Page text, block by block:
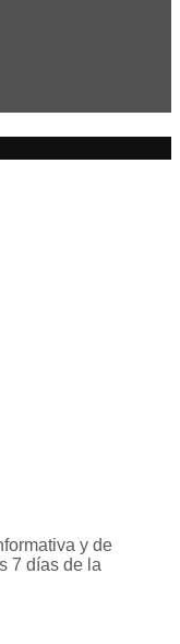
y de
7 días de la